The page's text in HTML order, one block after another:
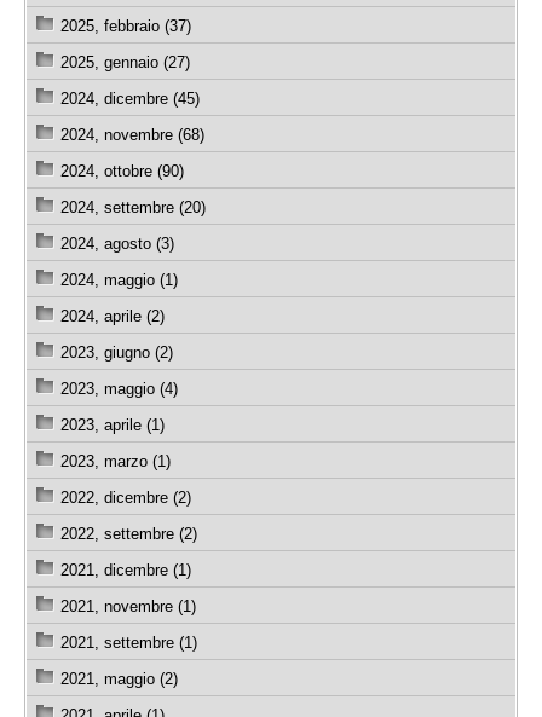
2025, febbraio (37)
2025, gennaio (27)
2024, dicembre (45)
2024, novembre (68)
2024, ottobre (90)
2024, settembre (20)
2024, agosto (3)
2024, maggio (1)
2024, aprile (2)
2023, giugno (2)
2023, maggio (4)
2023, aprile (1)
2023, marzo (1)
2022, dicembre (2)
2022, settembre (2)
2021, dicembre (1)
2021, novembre (1)
2021, settembre (1)
2021, maggio (2)